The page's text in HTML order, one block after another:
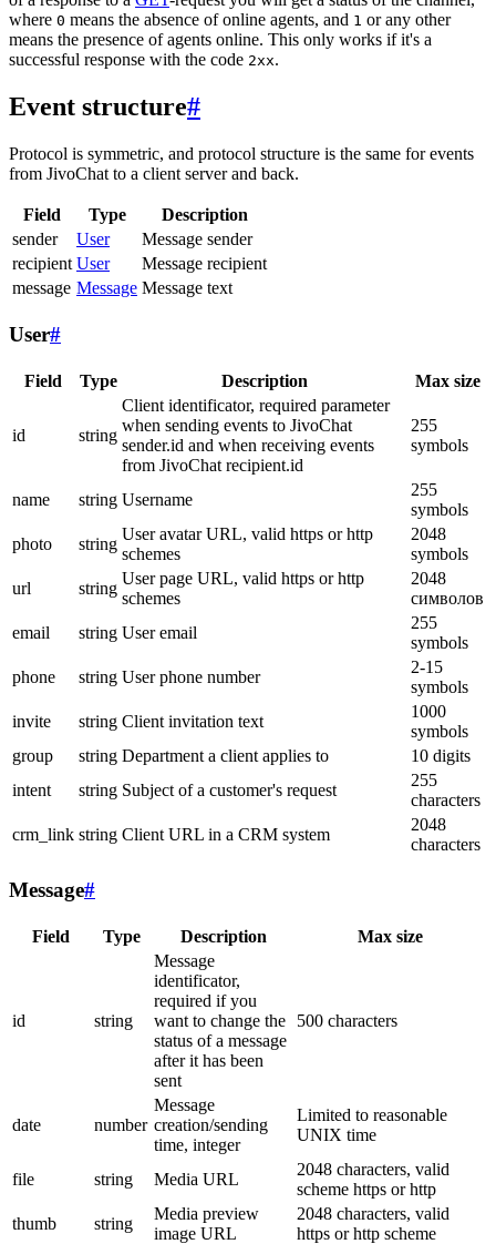
where 0 means the absence of online agents, and 1 or any other
means the presence of agents online. This only works if it's a
successful response with the code 2xx.
Event structure#
Protocol is symmetric, and protocol structure is the same for events
from JivoChat to a client server and back.
Field Type
Description
sender
User
Message sender
recipient User
Message recipient
message Message Message text
User#
Field Type Description Max size
id string
Client identificator, required parameter
when sending events to JivoChat
sender.id and when receiving events
from JivoChat recipient.id
255
symbols
name string Username
255
symbols
photo
string
User avatar URL, valid https or http
schemes
2048
symbols
url
string
User page URL, valid https or http
schemes
2048
символов
email
string User email
255
symbols
phone
string User phone number
2-15
symbols
invite
string Client invitation text
1000
symbols
group
string Department a client applies to
10 digits
intent
string Subject of a customer's request
255
characters
crm_link string Client URL in a CRM system
2048
characters
Message#
Field Type Description Max size
id string
Message
identificator,
required if you
want to change the
status of a message
after it has been
sent
500 characters
date number
Message
creation/sending
time, integer
Limited to reasonable
UNIX time
file string Media URL
2048 characters, valid
scheme https or http
thumb
string
Media preview
image URL
2048 characters, valid
https or http scheme